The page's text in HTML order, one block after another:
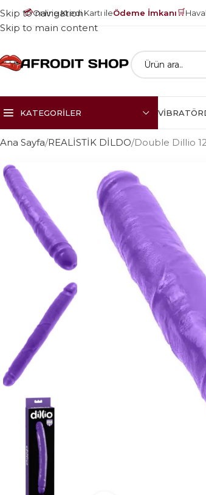
💳Online Kredi Kartı ileÖdeme İmkanı🛒
Skip to navigation
Skip to main content
KATEGORILER VIBRATÖR
Ana Sayfa REALİSTİK DİLDO Double Dillio